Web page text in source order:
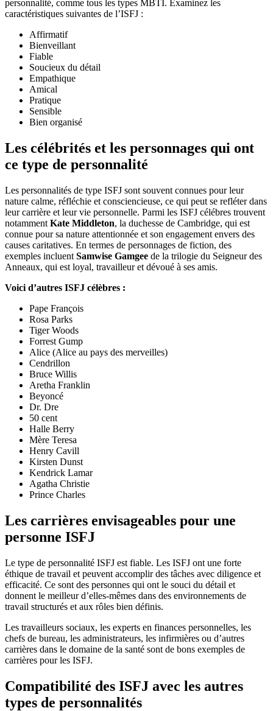
personnalité, comme tous les types MBTI. Examinez les
caractéristiques suivantes de l’ISFJ :
Affirmatif
Bienveillant
Fiable
Soucieux du détail
Empathique
Amical
Pratique
Sensible
Bien organisé
Les célébrités et les personnages qui ont
ce type de personnalité
Les personnalités de type ISFJ sont souvent connues pour leur
nature calme, réfléchie et consciencieuse, ce qui peut se refléter dans
leur carrière et leur vie personnelle. Parmi les ISFJ célébres trouvent
notamment Kate Middleton, la duchesse de Cambridge, qui est
connue pour sa nature attentionnée et son engagement envers des
causes caritatives. En termes de personnages de fiction, des
exemples incluent Samwise Gamgee de la trilogie du Seigneur des
Anneaux, qui est loyal, travailleur et dévoué à ses amis.
Voici d’autres ISFJ célèbres :
Pape François
Rosa Parks
Tiger Woods
Forrest Gump
Alice (Alice au pays des merveilles)
Cendrillon
Bruce Willis
Aretha Franklin
Beyoncé
Dr. Dre
50 cent
Halle Berry
Mère Teresa
Henry Cavill
Kirsten Dunst
Kendrick Lamar
Agatha Christie
Prince Charles
Les carrières envisageables pour une
personne ISFJ
Le type de personnalité ISFJ est fiable. Les ISFJ ont une forte
éthique de travail et peuvent accomplir des tâches avec diligence et
efficacité. Ce sont des personnes qui ont le souci du détail et
donnent le meilleur d’elles-mêmes dans des environnements de
travail structurés et aux rôles bien définis.
Les travailleurs sociaux, les experts en finances personnelles, les
chefs de bureau, les administrateurs, les infirmières ou d’autres
carrières dans le domaine de la santé sont de bons exemples de
carrières pour les ISFJ.
Compatibilité des ISFJ avec les autres
types de personnalités